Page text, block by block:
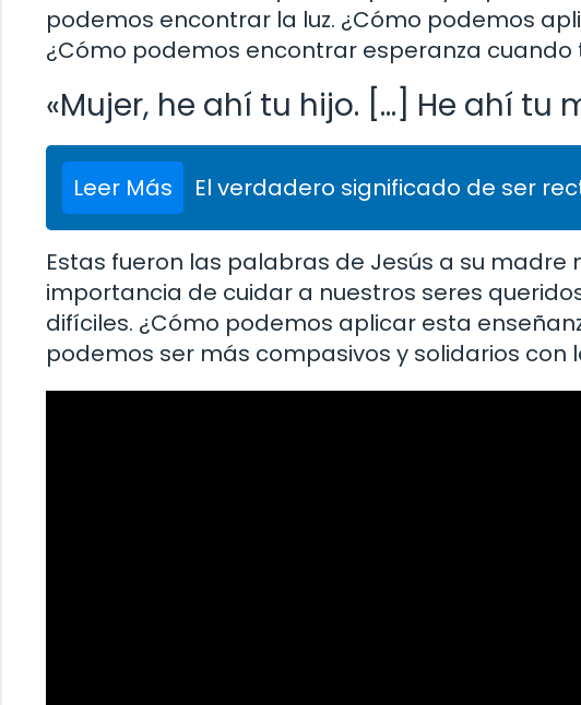
podemos encontrar la luz. ¿Cómo podemos
¿Cómo podemos encontrar esperanza
«Mujer, he ahí tu hijo. […] He ahí tu
Leer Más El verdadero significado de ser
Estas fueron las palabras de Jesús a su
importancia de cuidar a nuestros seres
difíciles. ¿Cómo podemos aplicar esta
podemos ser más compasivos y solidarios con